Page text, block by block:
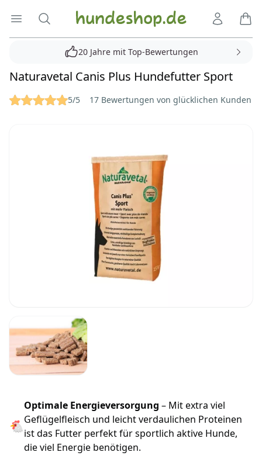
Menü öffnen
Suche Hundeshop.de
20 Jahre mit Top-Bewertungen
Naturavetal Canis Plus Hundefutter Sport
Reviews 5/5 17 Bewertungen von glücklichen Kunden
🐔
Optimale Energieversorgung – Mit extra viel
Geflügelfleisch und leicht verdaulichen Proteinen
ist das Futter perfekt für sportlich aktive Hunde,
die viel Energie benötigen.